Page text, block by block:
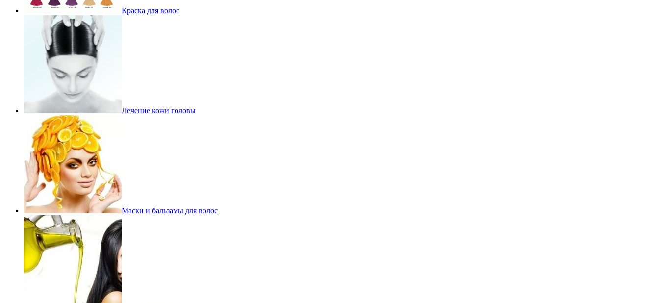
Краска для волос
Лечение кожи головы
Маски и бальзамы для волос